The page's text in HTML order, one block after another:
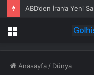
ABD’den İran’a Yeni
Menü
Anasayfa / Dünya